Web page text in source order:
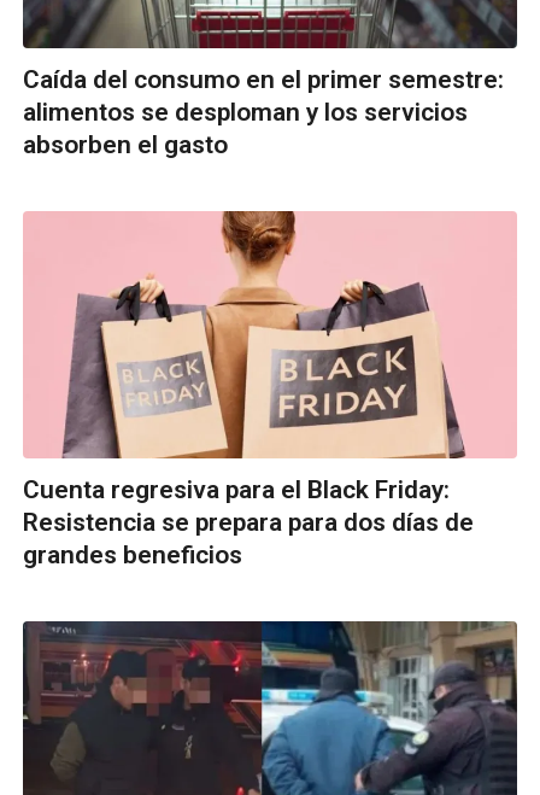
Caída del consumo en el primer semestre:
alimentos se desploman y los servicios
absorben el gasto
Cuenta regresiva para el Black Friday:
Resistencia se prepara para dos días de
grandes beneficios